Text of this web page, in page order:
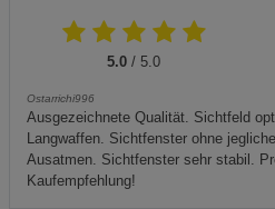
5.0 / 5.0
Ostarrichi996
Ausgezeichnete Qualität. Sichtfeld
Langwaffen. Sichtfenster ohne
Ausatmen. Sichtfenster sehr stabil.
Kaufempfehlung!